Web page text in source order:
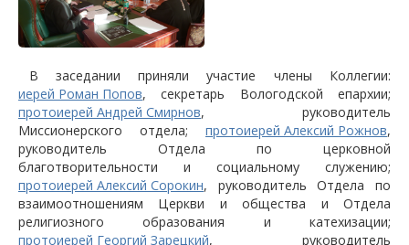
В заседании приняли участие члены Коллегии:
иерей Роман Попов, секретарь Вологодской епархии;
протоиерей Андрей Смирнов, руководитель
Миссионерского отдела; протоиерей Алексий Рожнов,
руководитель Отдела по церковной
благотворительности и социальному служению;
протоиерей Алексий Сорокин, руководитель Отдела по
взаимоотношениям Церкви и общества и Отдела
религиозного образования и катехизации;
протоиерей Георгий Зарецкий, руководитель